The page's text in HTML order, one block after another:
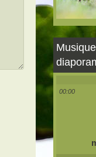
00:00